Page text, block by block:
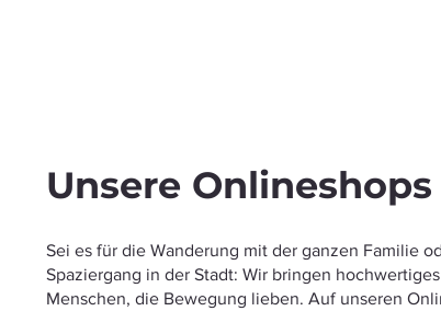
Unsere Onlineshops
Sei es für die Wanderung mit der ganzen Familie
Spaziergang in der Stadt: Wir bringen
Menschen, die Bewegung lieben. Auf unseren